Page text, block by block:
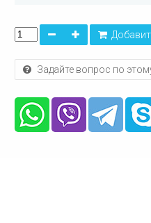
Задайте вопрос по